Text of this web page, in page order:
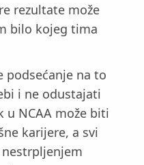
rezultate može
bilo kojeg tima
podsećanje na to
i ne odustajati
u NCAA može biti
karijere, a svi